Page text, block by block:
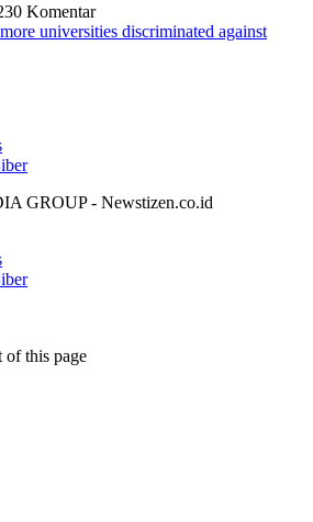
0 Komentar
universities discriminated against
GROUP - Newstizen.co.id
of this page